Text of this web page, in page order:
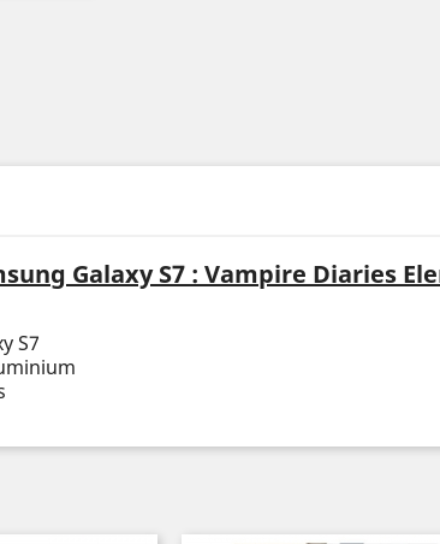
Galaxy S7 : Vampire Diaries
S7